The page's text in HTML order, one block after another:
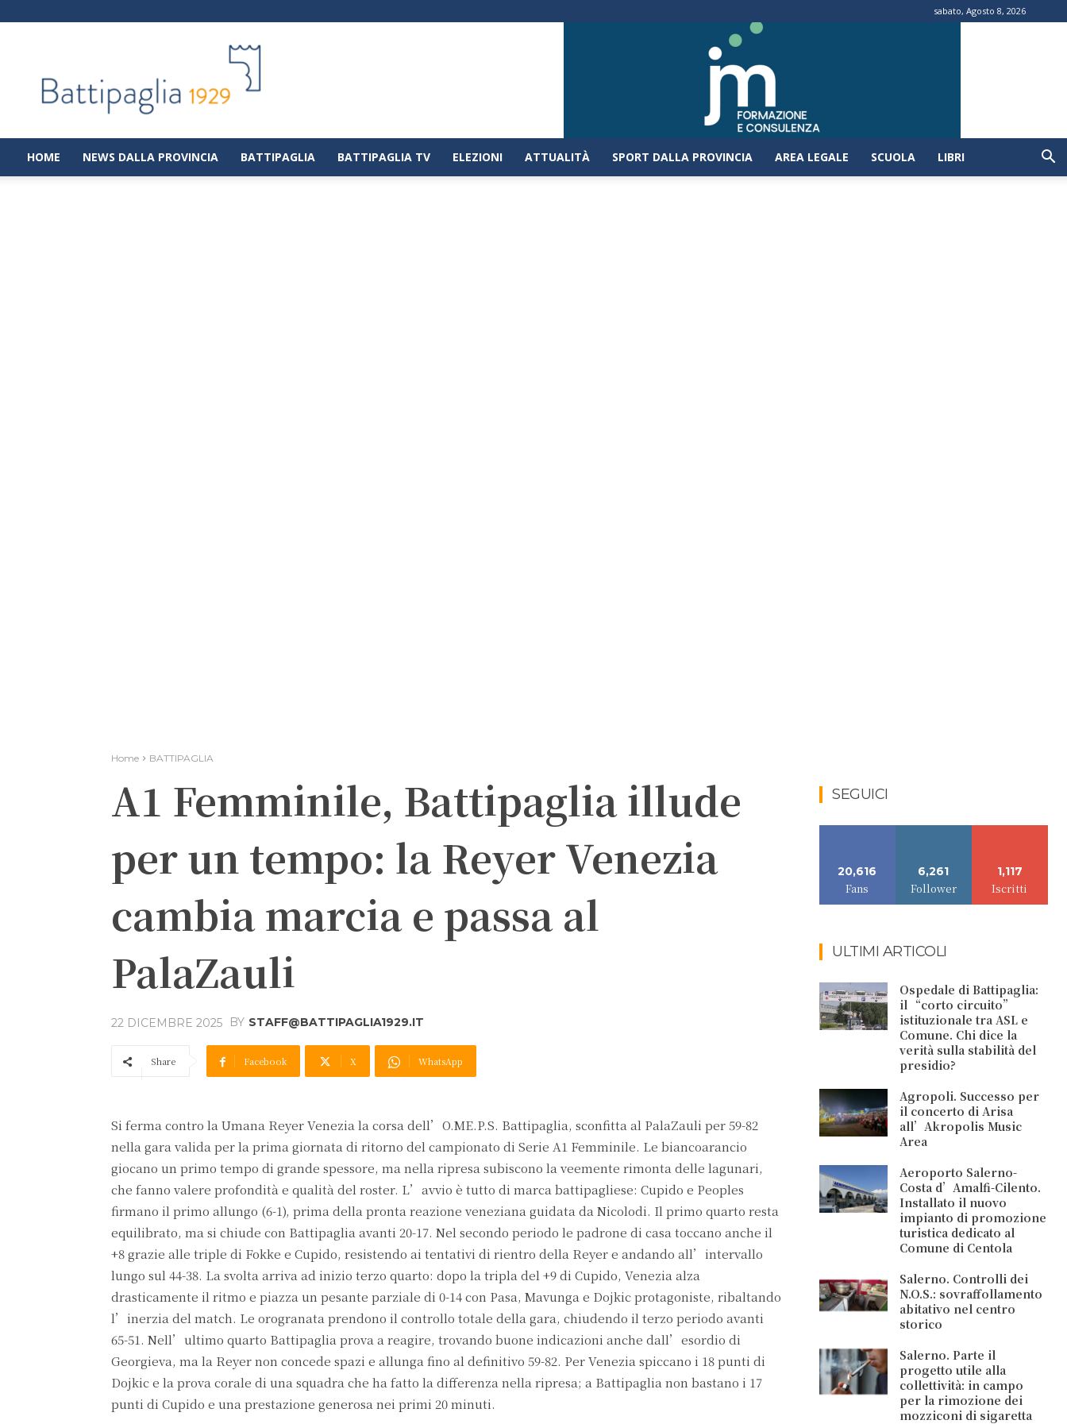
sabato, Agosto 8, 2026
|
Notizie
dalla
città
di
HOME NEWS DALLA PROVINCIA BATTIPAGLIA BATTIPAGLIA TV ELEZIONI ATTUALITÀ SPORT DALLA PROVINCIA AREA LEGALE SCUOLA LIBRI
Home BATTIPAGLIA
A1 Femminile, Battipaglia illude
per un tempo: la Reyer Venezia
cambia marcia e passa al
PalaZauli
22 DICEMBRE 2025 BY STAFF@BATTIPAGLIA1929.IT
Share Facebook X WhatsApp
Si ferma contro la Umana Reyer Venezia la corsa dell’O.ME.P.S. Battipaglia, sconfitta al PalaZauli per 59-82
nella gara valida per la prima giornata di ritorno del campionato di Serie A1 Femminile. Le biancoarancio
giocano un primo tempo di grande spessore, ma nella ripresa subiscono la veemente rimonta delle lagunari,
che fanno valere profondità e qualità del roster. L’avvio è tutto di marca battipagliese: Cupido e Peoples
firmano il primo allungo (6-1), prima della pronta reazione veneziana guidata da Nicolodi. Il primo quarto resta
equilibrato, ma si chiude con Battipaglia avanti 20-17. Nel secondo periodo le padrone di casa toccano anche il
+8 grazie alle triple di Fokke e Cupido, resistendo ai tentativi di rientro della Reyer e andando all’intervallo
lungo sul 44-38. La svolta arriva ad inizio terzo quarto: dopo la tripla del +9 di Cupido, Venezia alza
drasticamente il ritmo e piazza un pesante parziale di 0-14 con Pasa, Mavunga e Dojkic protagoniste, ribaltando
l’inerzia del match. Le orogranata prendono il controllo totale della gara, chiudendo il terzo periodo avanti
65-51. Nell’ultimo quarto Battipaglia prova a reagire, trovando buone indicazioni anche dall’esordio di
Georgieva, ma la Reyer non concede spazi e allunga fino al definitivo 59-82. Per Venezia spiccano i 18 punti di
Dojkic e la prova corale di una squadra che ha fatto la differenza nella ripresa; a Battipaglia non bastano i 17
punti di Cupido e una prestazione generosa nei primi 20 minuti.
SEGUICI
20,616
Fans
6,261
Follower
1,117
Iscritti
ULTIMI ARTICOLI
Ospedale di Battipaglia:
il “corto circuito”
istituzionale tra ASL e
Comune. Chi dice la
verità sulla stabilità del
presidio?
Agropoli. Successo per
il concerto di Arisa
all’Akropolis Music
Area
Aeroporto Salerno-
Costa d’Amalfi-Cilento.
Installato il nuovo
impianto di promozione
turistica dedicato al
Comune di Centola
Salerno. Controlli dei
N.O.S.: sovraffollamento
abitativo nel centro
storico
Salerno. Parte il
progetto utile alla
collettività: in campo
per la rimozione dei
mozziconi di sigaretta